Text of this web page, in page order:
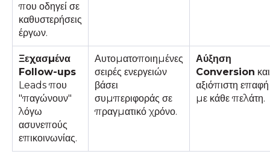
που οδηγεί σε
καθυστερήσεις
έργων.
Ξεχασμένα
Follow-ups
Leads που
"παγώνουν"
λόγω
ασυνεπούς
επικοινωνίας.
Αυτοματοποιημένες
σειρές ενεργειών
βάσει
συμπεριφοράς σε
πραγματικό χρόνο.
Αύξηση
Conversion και
αξιόπιστη επαφή
με κάθε πελάτη.